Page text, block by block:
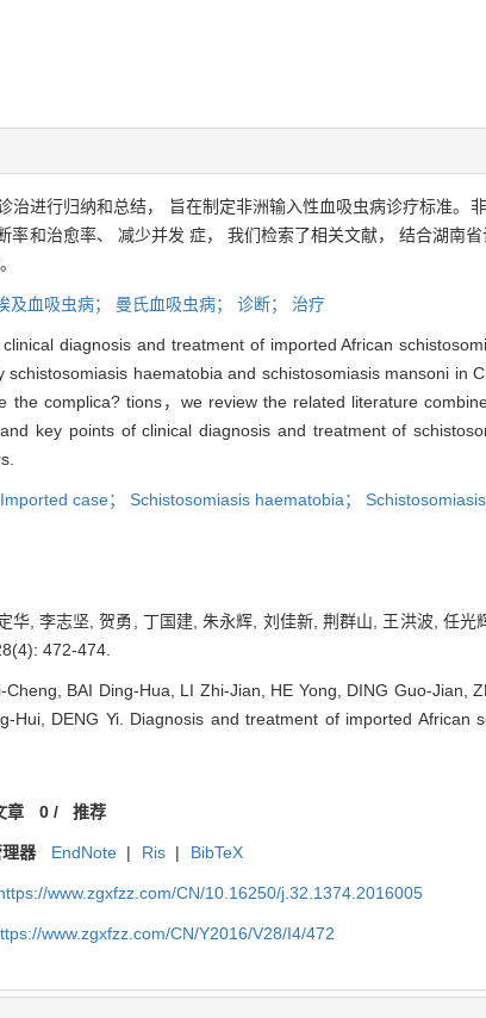
治进行归纳和总结， 旨在制定非洲输入性血吸虫病诊疗标准。
率和治愈率、 减少并发 症， 我们检索了相关文献， 结合湖南
及血吸虫病； 曼氏血吸虫病； 诊断； 治疗
diagnosis and treatment of imported African
schistosomiasis haematobia and schistosomiasis mansoni
the complica? tions，we review the related literature
key points of clinical diagnosis and treatment of
case； Schistosomiasis haematobia；
华, 李志坚, 贺勇, 丁国建, 朱永辉, 刘佳新, 荆群山, 王洪波, 任
472-474.
Cheng, BAI Ding-Hua, LI Zhi-Jian, HE Yong, DING Guo-Jian,
Hui, DENG Yi. Diagnosis and treatment of imported
章 0/ 推荐
器 EndNote | Ris | BibTeX
www.zgxfzz.com/CN/10.16250/j.32.1374.2016005
www.zgxfzz.com/CN/Y2016/V28/I4/472